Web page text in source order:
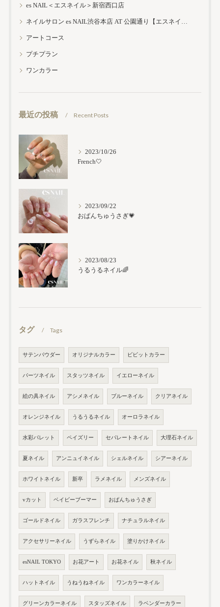
es NAIL＜エスネイル＞新宿西口店
ネイルサロン es NAIL渋谷本店 AT 公園通り【エスネイル渋谷本店】
アートコース
プチプラン
ワンカラー
最近の投稿 Recent Posts
2023/10/26
French🤍
2023/09/22
おぱんちゅうさぎ💗
2023/08/23
うるうるネイル🌈
タグ Tags
サテンパウダー オリジナルカラー ビビットカラー
パーツネイル スタッツネイル イエローネイル
絵の具ネイル アシメネイル ブルーネイル クリアネイル
オレンジネイル うるうるネイル オーロラネイル
水彩パレット ペイズリー セパレートネイル 大理石ネイル
夏ネイル アンニュイネイル シェルネイル シアーネイル
ホワイトネイル 新卒 ラメネイル メンズネイル
vカット ベイビーブーマー おぱんちゅうさぎ
ゴールドネイル ガラスフレンチ ナチュラルネイル
アクセサリーネイル うずらネイル 塗りかけネイル
esNAIL TOKYO お花アート お花ネイル 秋ネイル
ハットネイル うねうねネイル ワンカラーネイル
グリーンカラーネイル スタッズネイル ラベンダーカラー